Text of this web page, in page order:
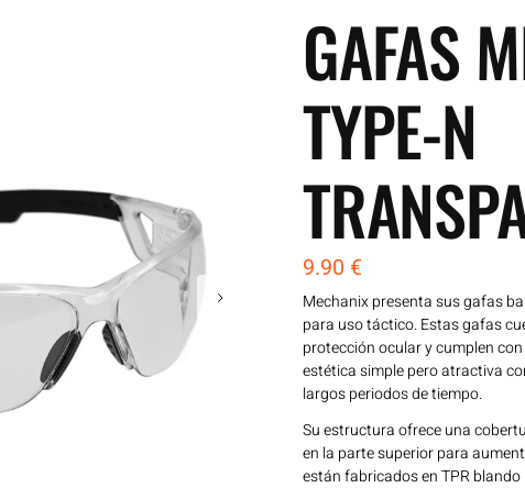
GAFAS
TYPE-N
9.90 €
Mechanix presenta sus gafas
para uso táctico. Estas gafas
protección ocular y cumplen
estética simple pero atractiva
largos periodos de tiempo.
Su estructura ofrece una
en la parte superior para
están fabricados en TPR